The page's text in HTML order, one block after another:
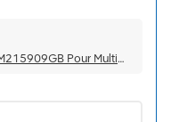
HUAWEI RRU5909 02311TBD WD5M215909GB Pour Multimode 2100 MHz (2*60 W)